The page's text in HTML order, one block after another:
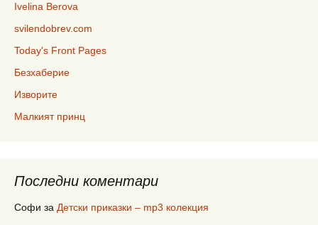
Ivelina Berova
svilendobrev.com
Today's Front Pages
Безхаберие
Изворите
Малкият принц
Последни коментари
Софи за Детски приказки – mp3 колекция